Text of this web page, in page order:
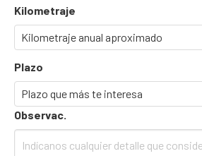
Kilometraje
Plazo
Observac.